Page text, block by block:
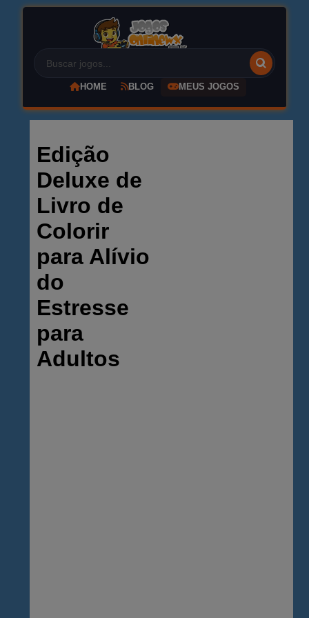
HOME BLOG MEUS JOGOS
Edição
Deluxe de
Livro de
Colorir
para Alívio
do
Estresse
para
Adultos